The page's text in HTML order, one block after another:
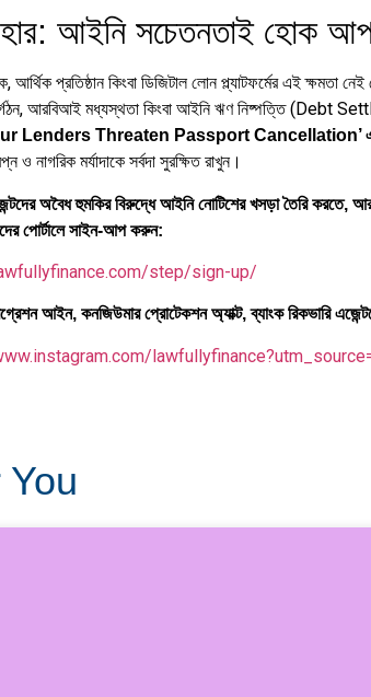
আইনি সচেতনতাই হোক
আর্থিক প্রতিষ্ঠান কিংবা ডিজিটাল লোন প্ল্যাটফর্মের এই ক্ষমতা
আরবিআই মধ্যস্থতা কিংবা আইনি ঋণ নিষ্পত্তি (Debt
Lenders Threaten Passport Cancellation’ এবং
ও নাগরিক মর্যাদাকে সর্বদা সুরক্ষিত রাখুন।
অবৈধ হুমকির বিরুদ্ধে আইনি নোটিশের খসড়া তৈরি
পোর্টালে সাইন-আপ করুন:
step/sign-up/
আইন, কনজিউমার প্রোটেকশন অ্যাক্ট, ব্যাংক রিকভারি